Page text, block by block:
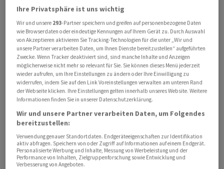
Emissionspreis: 100,185%
Laufzeit:       6,5 Jahre, bis 30.05.2029
Liberierung:    30.11.2022
Yield to Mat.:  2,17%
Swap-Spread:    +67 BP
Valor:          CH1206367661
Rating:         A- (S&P)
Ihre Privatsphäre ist uns wichtig
Wir und unsere 293-Partner speichern und greifen auf personenbezogene Daten
wie Browserdaten oder eindeutige Kennungen auf Ihrem Gerät zu. Durch Auswahl
von Akzeptieren aktivieren Sie Tracking-Technologien für die unter „Wir und
unsere Partner verarbeiten Daten, um Ihnen Dienste bereitzustellen“ aufgeführten
Zwecke. Wenn Tracker deaktiviert sind, sind manche Inhalte und Anzeigen
möglicherweise nicht mehr so relevant für Sie. Sie können dieses Menü jederzeit
wieder aufrufen, um Ihre Einstellungen zu ändern oder Ihre Einwilligung zu
widerrufen, indem Sie auf den Link Voreinstellungen verwalten am unteren Rand
der Webseite klicken. Ihre Einstellungen gelten innerhalb unseres Website. Weitere
Informationen finden Sie in unserer Datenschutzerklärung.
Wir und unsere Partner verarbeiten Daten, um Folgendes
bereitzustellen:
Verwendung genauer Standortdaten. Endgeräteeigenschaften zur Identifikation
aktiv abfragen. Speichern von oder Zugriff auf Informationen auf einem Endgerät.
Personalisierte Werbung und Inhalte, Messung von Werbeleistung und der
Performance von Inhalten, Zielgruppenforschung sowie Entwicklung und
Verbesserung von Angeboten.